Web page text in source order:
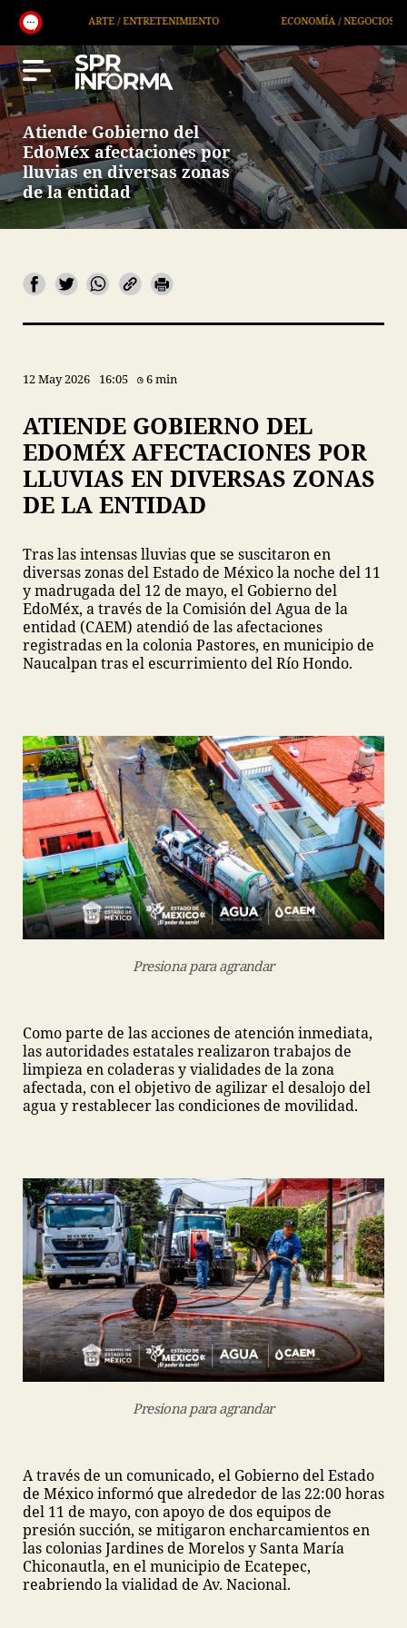
/ ENTRETENIMIENTO ECONOMÍA / NEGOCIOS
Atiende Gobierno del
EdoMéx afectaciones por
lluvias en diversas zonas
de la entidad
12 May 2026 16:05 6 min
ATIENDE GOBIERNO DEL
EDOMÉX AFECTACIONES POR
LLUVIAS EN DIVERSAS ZONAS
DE LA ENTIDAD
Tras las intensas lluvias que se suscitaron en
diversas zonas del Estado de México la noche del 11
y madrugada del 12 de mayo, el Gobierno del
EdoMéx, a través de la Comisión del Agua de la
entidad (CAEM) atendió de las afectaciones
registradas en la colonia Pastores, en municipio de
Naucalpan tras el escurrimiento del Río Hondo.
Presiona para agrandar
Como parte de las acciones de atención inmediata,
las autoridades estatales realizaron trabajos de
limpieza en coladeras y vialidades de la zona
afectada, con el objetivo de agilizar el desalojo del
agua y restablecer las condiciones de movilidad.
Presiona para agrandar
A través de un comunicado, el Gobierno del Estado
de México informó que alrededor de las 22:00 horas
del 11 de mayo, con apoyo de dos equipos de
presión succión, se mitigaron encharcamientos en
las colonias Jardines de Morelos y Santa María
Chiconautla, en el municipio de Ecatepec,
reabriendo la vialidad de Av. Nacional.